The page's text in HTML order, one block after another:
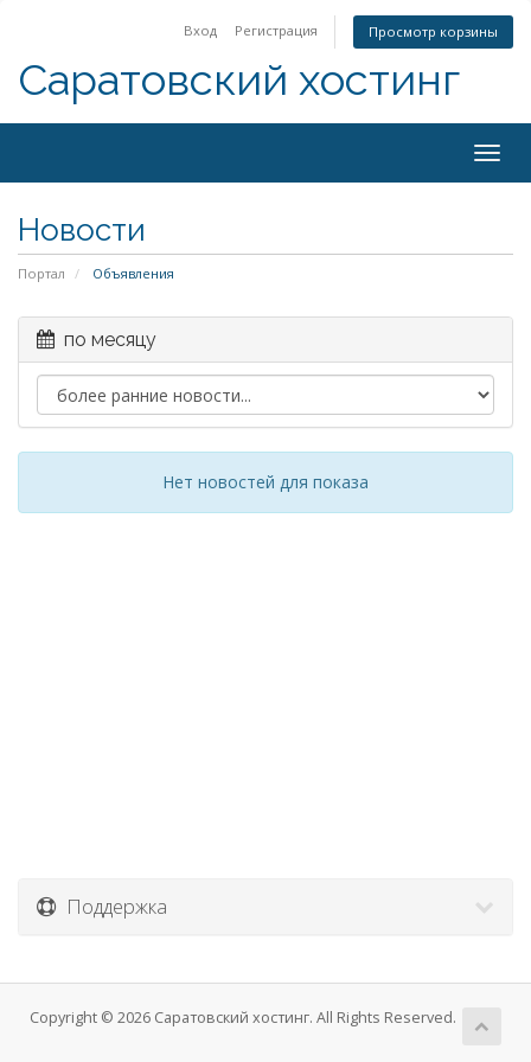
Вход Регистрация Просмотр корзины
Саратовский хостинг
Новости
Портал Объявления
по месяцу
Нет новостей для показа
Поддержка
Copyright © 2026 Саратовский хостинг. All Rights Reserved.